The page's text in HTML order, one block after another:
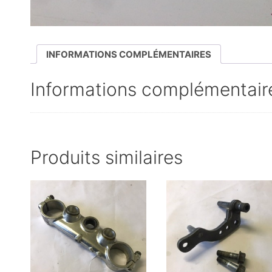
INFORMATIONS COMPLÉMENTAIRES
Informations
Produits similaires